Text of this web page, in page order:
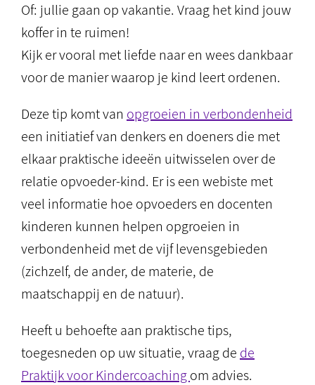
Of: jullie gaan op vakantie. Vraag het kind jouw
koffer in te ruimen!
Kijk er vooral met liefde naar en wees dankbaar
voor de manier waarop je kind leert ordenen.
Deze tip komt van opgroeien in verbondenheid
een initiatief van denkers en doeners die met
elkaar praktische ideeën uitwisselen over de
relatie opvoeder-kind. Er is een webiste met
veel informatie hoe opvoeders en docenten
kinderen kunnen helpen opgroeien in
verbondenheid met de vijf levensgebieden
(zichzelf, de ander, de materie, de
maatschappij en de natuur).
Heeft u behoefte aan praktische tips,
toegesneden op uw situatie, vraag de de
Praktijk voor Kindercoachingom advies.